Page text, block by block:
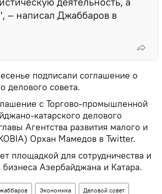
– написал Джаббаров в
подписали соглашение о
делового совета.
с Торгово-промышленной
катарского делового
Агентства развития малого и
Орхан Мамедов в Twitter.
площадкой для сотрудничества и
Азербайджана и Катара.
Экономика Деловой совет